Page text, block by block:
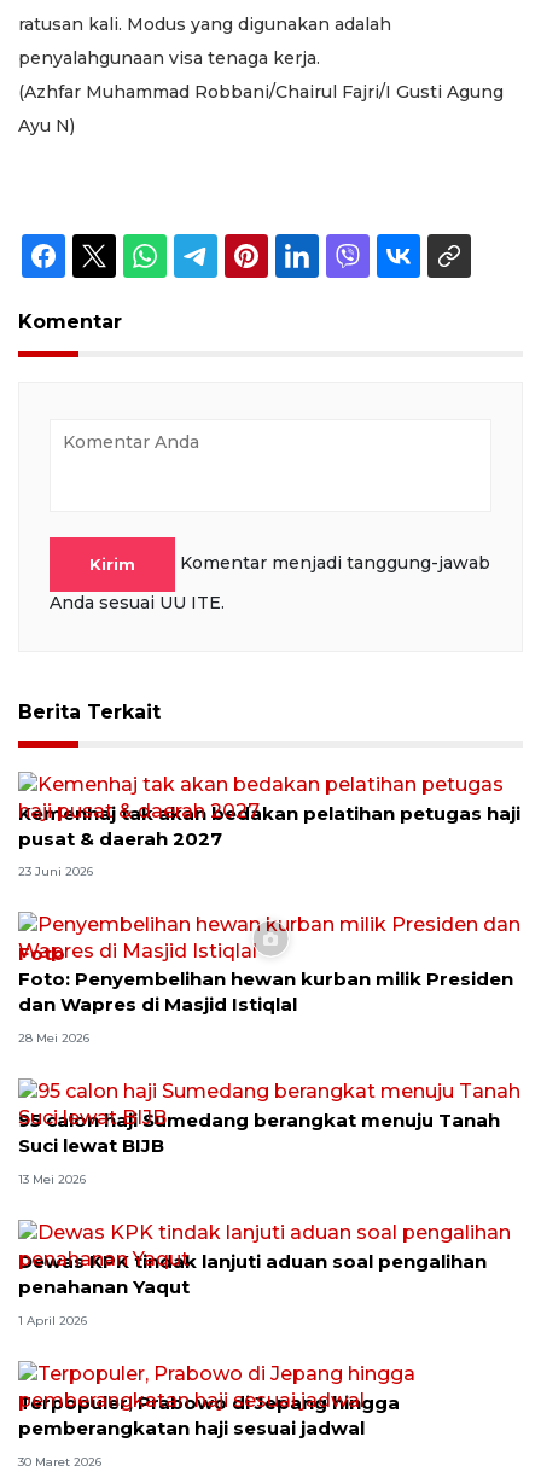
ratusan kali. Modus yang digunakan adalah
penyalahgunaan visa tenaga kerja.
(Azhfar Muhammad Robbani/Chairul Fajri/I Gusti Agung
Ayu N)
Komentar
Kirim
Komentar menjadi tanggung-jawab
Anda sesuai UU ITE.
Berita Terkait
Kemenhaj tak akan bedakan pelatihan petugas haji
pusat & daerah 2027
23 Juni 2026
Foto
Foto: Penyembelihan hewan kurban milik Presiden
dan Wapres di Masjid Istiqlal
28 Mei 2026
95 calon haji Sumedang berangkat menuju Tanah
Suci lewat BIJB
13 Mei 2026
Dewas KPK tindak lanjuti aduan soal pengalihan
penahanan Yaqut
1 April 2026
Terpopuler, Prabowo di Jepang hingga
pemberangkatan haji sesuai jadwal
30 Maret 2026